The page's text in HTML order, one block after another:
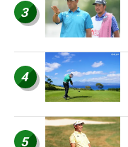
3
4
5